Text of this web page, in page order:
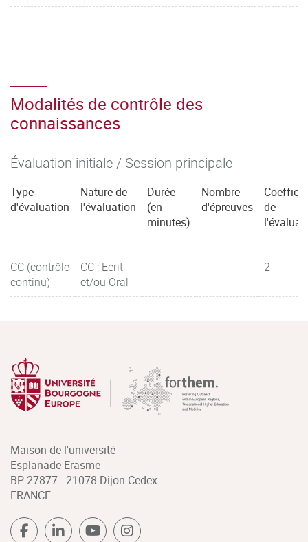
Modalités de contrôle des
connaissances
Évaluation initiale / Session principale
Type
d'évaluation
Nature de
l'évaluation
Durée
(en
minutes)
Nombre
d'épreuves
de
CC (contrôle
continu)
CC : Ecrit
et/ou Oral
2
Maison de l'université
Esplanade Erasme
BP 27877 - 21078 Dijon Cedex
FRANCE